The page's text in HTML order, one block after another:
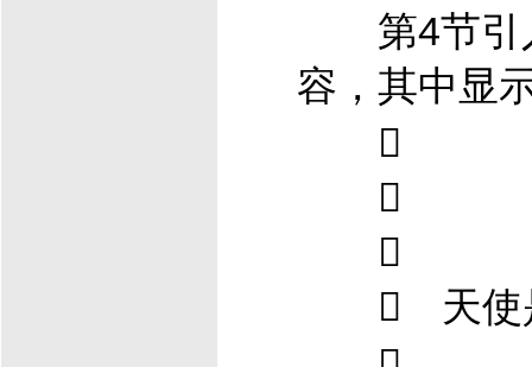
第4节引
容，其中显



 天使